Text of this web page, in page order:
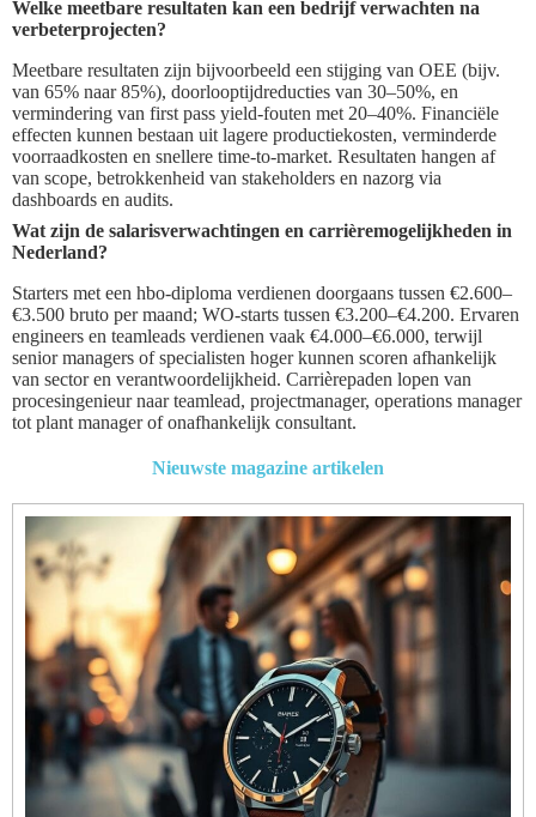
Welke meetbare resultaten kan een bedrijf verwachten na
verbeterprojecten?
Meetbare resultaten zijn bijvoorbeeld een stijging van OEE (bijv.
van 65% naar 85%), doorlooptijdreducties van 30–50%, en
vermindering van first pass yield-fouten met 20–40%. Financiële
effecten kunnen bestaan uit lagere productiekosten, verminderde
voorraadkosten en snellere time-to-market. Resultaten hangen af
van scope, betrokkenheid van stakeholders en nazorg via
dashboards en audits.
Wat zijn de salarisverwachtingen en carrièremogelijkheden in
Nederland?
Starters met een hbo-diploma verdienen doorgaans tussen €2.600–
€3.500 bruto per maand; WO-starts tussen €3.200–€4.200. Ervaren
engineers en teamleads verdienen vaak €4.000–€6.000, terwijl
senior managers of specialisten hoger kunnen scoren afhankelijk
van sector en verantwoordelijkheid. Carrièrepaden lopen van
procesingenieur naar teamlead, projectmanager, operations manager
tot plant manager of onafhankelijk consultant.
Nieuwste magazine artikelen